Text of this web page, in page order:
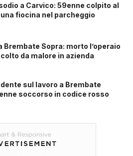
a Carvico: 59enne colpito al
fiocina nel parcheggio
Brembate Sopra: morto l’operaio
da malore in azienda
sul lavoro a Brembate
soccorso in codice rosso